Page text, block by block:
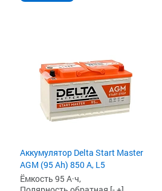
Аккумулятор Delta Start Master
AGM (95 Ah) 850 А, L5
Ёмкость 95 А·ч,